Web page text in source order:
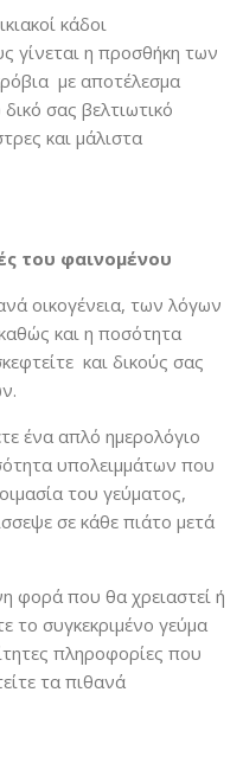
κάδοι
γίνεται η προσθήκη των
με αποτέλεσμα
σας βελτιωτικό
και μάλιστα
του φαινομένου
οικογένεια, των λόγων
και η ποσότητα
και δικούς σας
ένα απλό ημερολόγιο
υπολειμμάτων που
του γεύματος,
σε κάθε πιάτο μετά
φορά που θα χρειαστεί ή
το συγκεκριμένο γεύμα
πληροφορίες που
τα πιθανά